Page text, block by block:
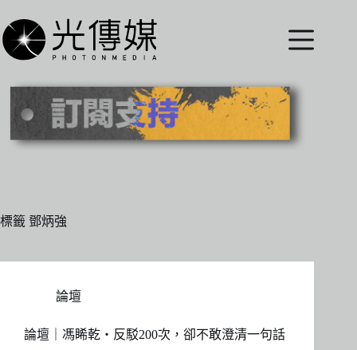
至
主
內
標籤 鄧炳強
論壇
論壇｜馮睎乾・反駁200次，卻不敢澄清一句話